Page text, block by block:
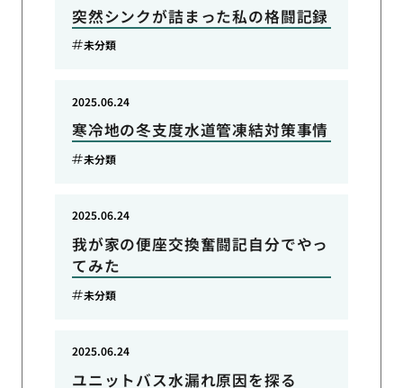
突然シンクが詰まった私の格闘記録
未分類
寒冷地の冬支度水道管凍結対策事情
2025.06.24
未分類
我が家の便座交換奮闘記自分でやっ
てみた
2025.06.24
未分類
ユニットバス水漏れ原因を探る
2025.06.24